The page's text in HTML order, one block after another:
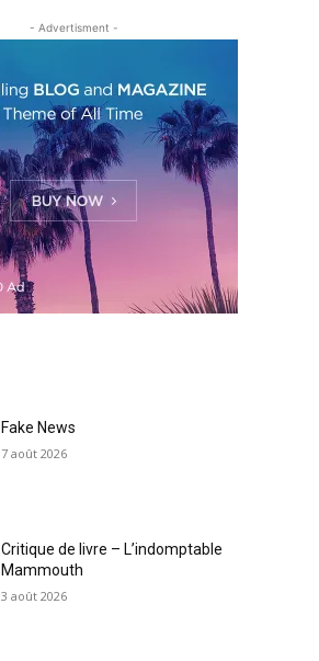
- Advertisment -
Fake News
7 août 2026
Critique de livre – L’indomptable
Mammouth
3 août 2026